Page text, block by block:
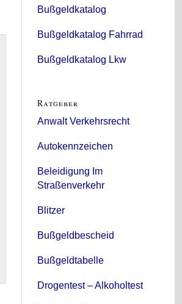
Bußgeldkatalog
Bußgeldkatalog Fahrrad
Bußgeldkatalog Lkw
Ratgeber
Anwalt Verkehrsrecht
Autokennzeichen
Beleidigung Im
Straßenverkehr
Blitzer
Bußgeldbescheid
Bußgeldtabelle
Drogentest – Alkoholtest